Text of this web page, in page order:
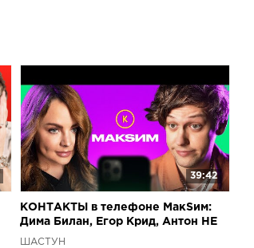
39:42
КОНТАКТЫ в телефоне МакSим:
Дима Билан, Егор Крид, Антон НЕ
БРАТЬ!
ШАСТУН